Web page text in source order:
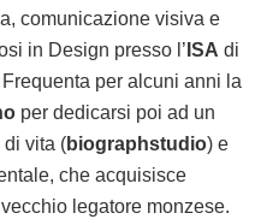
comunicazione visiva e
in Design presso l’ ISA di
Frequenta per alcuni anni la
per dedicarsi poi ad un
di vita (biographstudio) e
che acquisisce
legatore monzese.